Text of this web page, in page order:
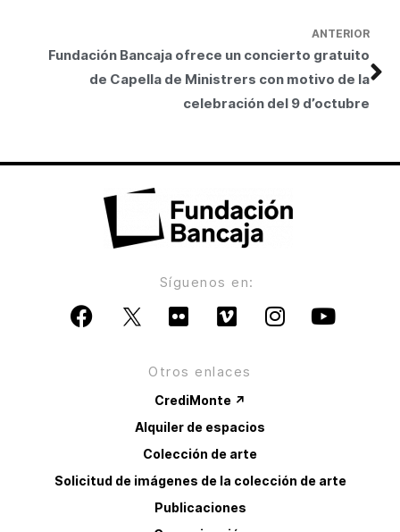
ANTERIOR
Fundación Bancaja ofrece un concierto gratuito
de Capella de Ministrers con motivo de la
celebración del 9 d’octubre
Síguenos en:
Otros enlaces
CrediMonte ↗
Alquiler de espacios
Colección de arte
Solicitud de imágenes de la colección de arte
Publicaciones